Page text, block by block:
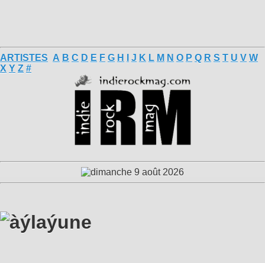
ARTISTES A B C D E F G H J K L M N O P Q R S T U V W
X Y Z #